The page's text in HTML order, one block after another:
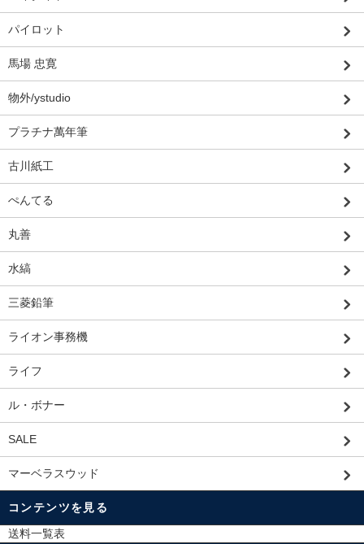
パイロット
馬場 忠寛
物外/ystudio
プラチナ萬年筆
古川紙工
ぺんてる
丸善
水縞
三菱鉛筆
ライオン事務機
ライフ
ル・ボナー
SALE
マーベラスウッド
コンテンツを見る
送料一覧表